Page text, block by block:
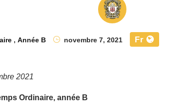
,Année B novembre 7, 2021 Fr
2021
Ordinaire, année B